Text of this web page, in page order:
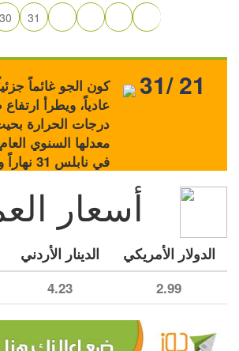
30 31
كون الجو غائماً
عادياً، ويطرأ
درجات الحرارة
معدلها السنوي
في نابلس 31 نهاراً و21 ليلاً.
31/ 21
أسعار
الدولار الأمريكي الدينار الأردني
2.99
4.23